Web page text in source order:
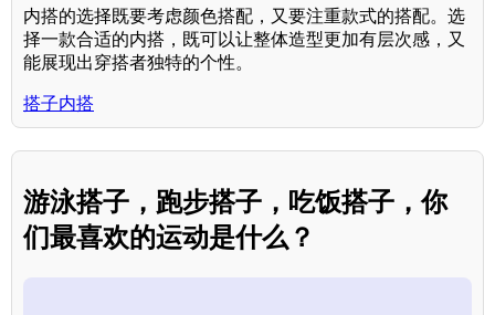
内搭的选择既要考虑颜色搭配，又要注重款式的搭配。选
择一款合适的内搭，既可以让整体造型更加有层次感，又
能展现出穿搭者独特的个性。
搭子内搭
游泳搭子，跑步搭子，吃饭搭子，你
们最喜欢的运动是什么？